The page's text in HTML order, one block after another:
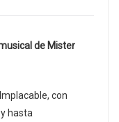
de Mister
con
hasta